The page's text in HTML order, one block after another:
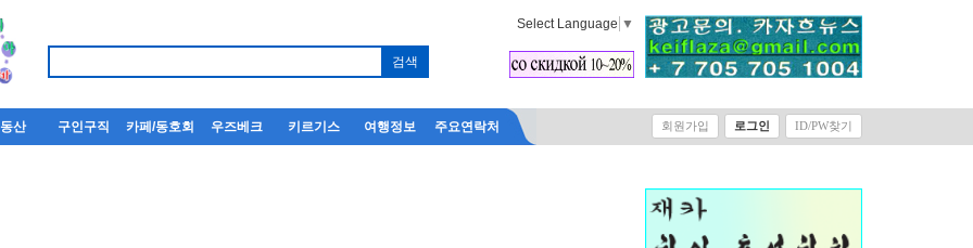
Select Language ▼
산 구인구직 카페/동호회 우즈베크 키르기스 여행정보 주요연락처 회원가입 로그인 ID/PW찾기